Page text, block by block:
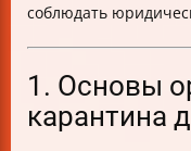
соблюдать
1. Основы
карантина